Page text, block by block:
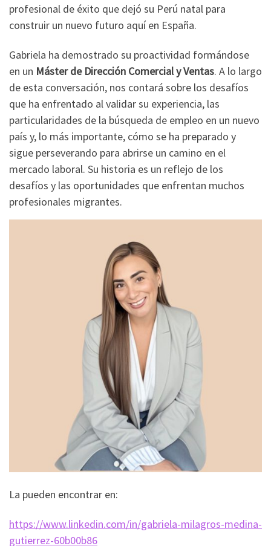
profesional de éxito que dejó su Perú natal para
construir un nuevo futuro aquí en España.
Gabriela ha demostrado su proactividad formándose
en un Máster de Dirección Comercial y Ventas. A lo largo
de esta conversación, nos contará sobre los desafíos
que ha enfrentado al validar su experiencia, las
particularidades de la búsqueda de empleo en un nuevo
país y, lo más importante, cómo se ha preparado y
sigue perseverando para abrirse un camino en el
mercado laboral. Su historia es un reflejo de los
desafíos y las oportunidades que enfrentan muchos
profesionales migrantes.
La pueden encontrar en:
https://www.linkedin.com/in/gabriela-milagros-medina-
gutierrez-60b00b86